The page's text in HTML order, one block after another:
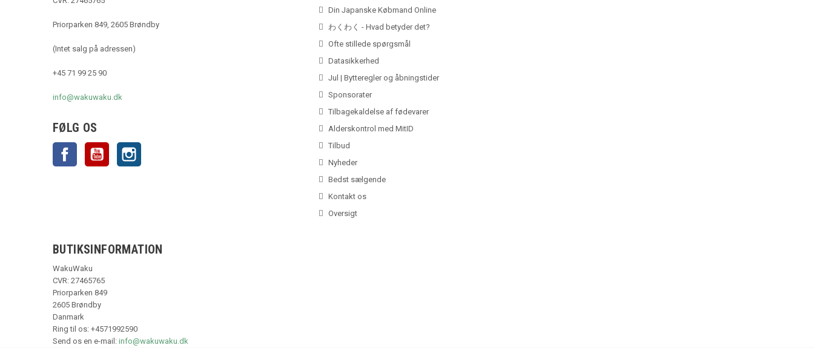
Priorparken 849, 2605 Brøndby
(Intet salg på adressen)
+45 71 99 25 90
info@wakuwaku.dk
FØLG OS
Facebook YouTube
Din Japanske Købmand Online
わくわく - Hvad betyder det?
Ofte stillede spørgsmål
Datasikkerhed
Jul | Bytteregler og åbningstider
Sponsorater
Tilbagekaldelse af fødevarer
Alderskontrol med MitID
Tilbud
Nyheder
Bedst sælgende
Kontakt os
Oversigt
BUTIKSINFORMATION
WakuWaku
CVR: 27465765
Priorparken 849
2605 Brøndby
Danmark
Ring til os: +4571992590
Send os en e-mail: info@wakuwaku.dk